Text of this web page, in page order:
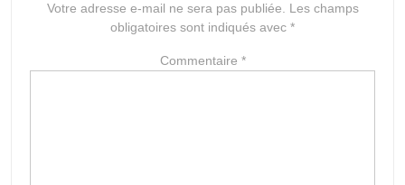
Votre adresse e-mail ne sera pas publiée.
Les champs
obligatoires sont indiqués avec *
Commentaire *